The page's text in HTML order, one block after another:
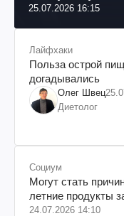
25.07.2026 16:15
Лайфхаки
Польза острой
догадывались
Олег Швец
Диетолог
Социум
Могут стать
летние продукты
24.07.2026 14:10